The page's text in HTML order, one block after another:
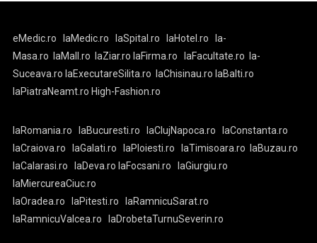
eMedic.ro laMedic.ro laSpital.ro laHotel.ro
la-
Masa.ro
laMall.ro laZiar.ro laFirma.ro laFacultate.ro
la-
Suceava.ro laExecutareSilita.ro laChisinau.ro laBalti.ro
laPiatraNeamt.ro High-Fashion.ro
laRomania.ro laBucuresti.ro laClujNapoca.ro
laConstanta.ro
laCraiova.ro
laGalati.ro laPloiesti.ro laTimisoara.ro
laBuzau.ro
laCalarasi.ro
laDeva.ro laFocsani.ro
laGiurgiu.ro
laMiercureaCiuc.ro
laOradea.ro
laPitesti.ro
laRamnicuSarat.ro
laRamnicuValcea.ro
laDrobetaTurnuSeverin.ro